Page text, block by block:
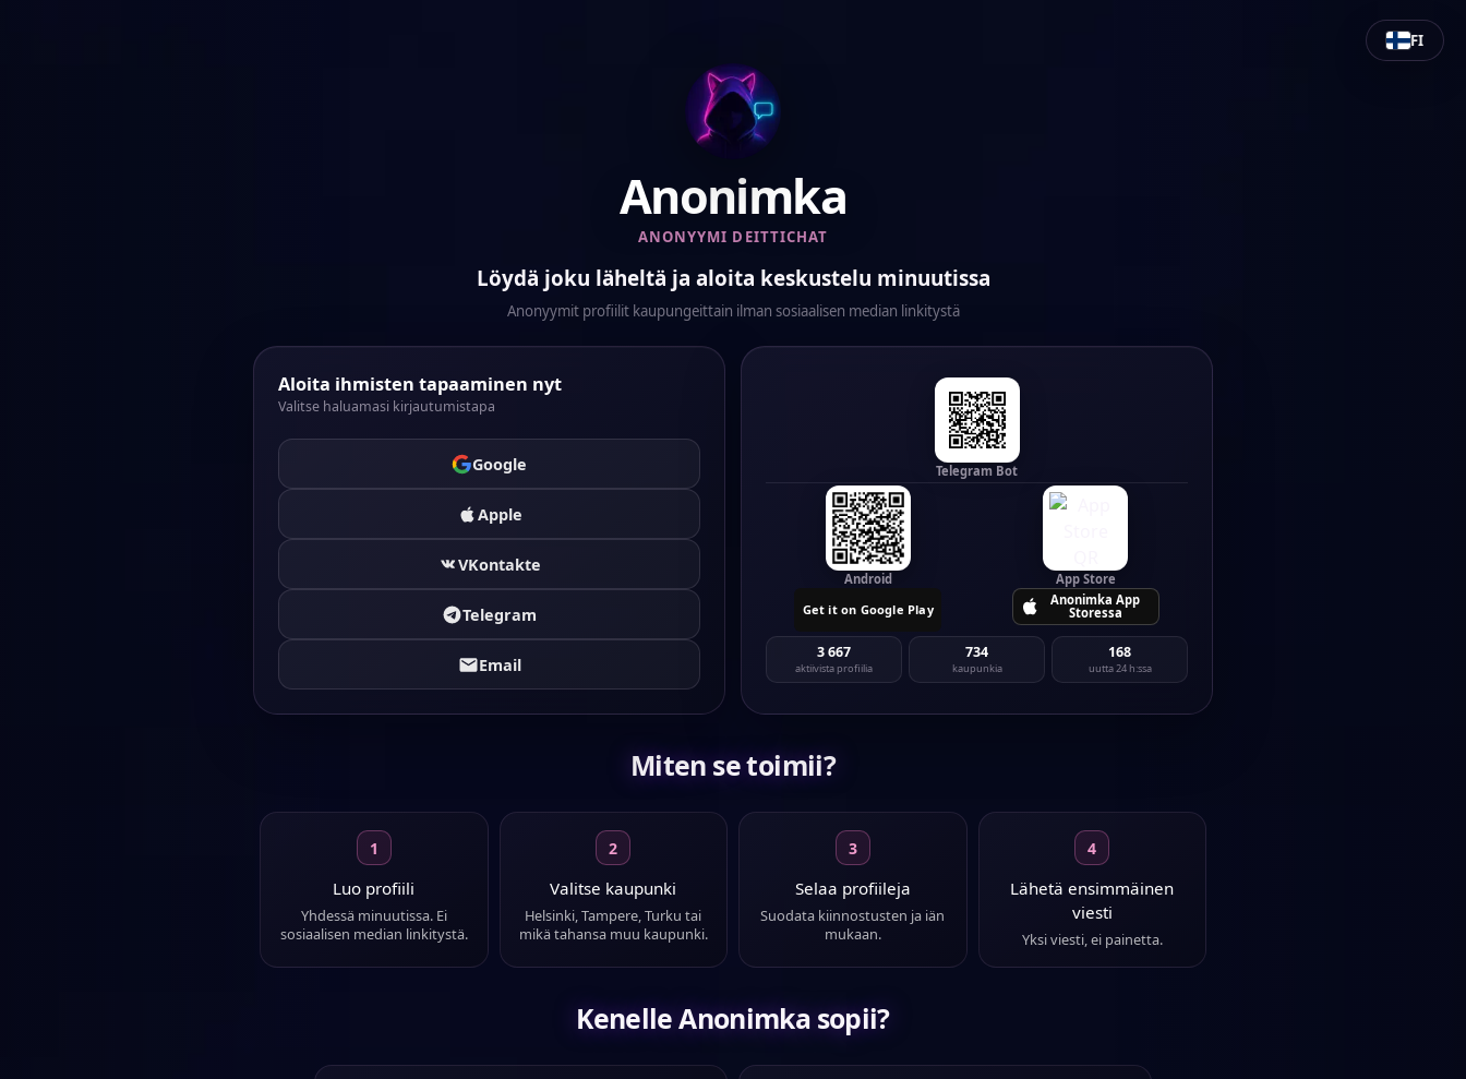
FI
Anonimka
ANONYYMI DEITTICHAT
Löydä joku läheltä ja aloita keskustelu minuutissa
Anonyymit profiilit kaupungeittain ilman sosiaalisen median linkitystä
Aloita ihmisten tapaaminen nyt
Valitse haluamasi kirjautumistapa
Google
Apple
VKontakte
Telegram
Email
Telegram Bot
Android
Get it on Google Play
App Store
Anonimka App
Storessa
3 667
aktiivista profiilia
734
kaupunkia
168
uutta 24 h:ssa
Miten se toimii?
1
Luo profiili
Yhdessä minuutissa. Ei
sosiaalisen median linkitystä.
2
Valitse kaupunki
Helsinki, Tampere, Turku tai
mikä tahansa muu kaupunki.
3
Selaa profiileja
Suodata kiinnostusten ja iän
mukaan.
4
Lähetä ensimmäinen
viesti
Yksi viesti, ei painetta.
Kenelle Anonimka sopii?